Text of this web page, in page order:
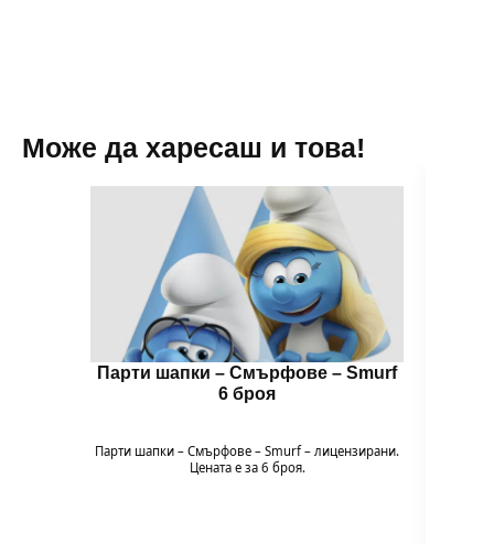
Може да харесаш и това!
Парти шапки – Смърфoве – Smurf
6 броя
Парти шапки – Смърфoве – Smurf – лицензирани.
Цената е за 6 броя.